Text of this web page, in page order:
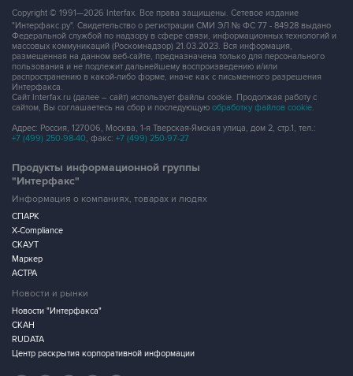
Copyright © 1991—2026 Interfax. Все права защищены. Сетевое издание
"Интерфакс.ру". Свидетельство о регистрации СМИ ЭЛ № ФС 77 - 84928 выдано
Федеральной службой по надзору в сфере связи, информационных технологий и
массовых коммуникаций (Роскомнадзор) 21.03.2023. Вся информация,
размещенная на данном веб-сайте, предназначена только для персонального
пользования и не подлежит дальнейшему воспроизведению и/или
распространению в какой-либо форме, иначе как с письменного разрешения
Интерфакса.
Сайт Interfax.ru (далее – сайт) использует файлы cookie. Продолжая работу с
сайтом, Вы соглашаетесь на сбор и последующую обработку файлов cookie.
Адрес: Россия, 127006, Москва, 1-я Тверская-Ямская улица, дом 2, стр.1, тел.:
+7 (499) 250-98-40, факс: +7 (499) 250-97-27
Продукты информационной группы
"Интерфакс"
Информация о компаниях, товарах и людях
СПАРК
X-Compliance
СКАУТ
Маркер
АСТРА
Новости и рынки
Новости "Интерфакса"
СКАН
RUDATA
Центр раскрытия корпоративной информации